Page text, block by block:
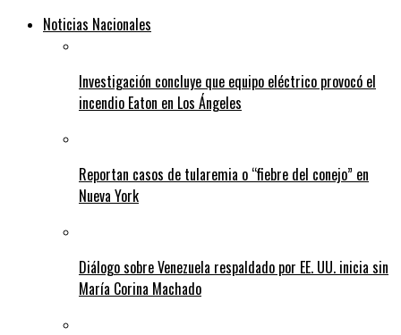
Noticias Nacionales
Investigación concluye que equipo eléctrico provocó el
incendio Eaton en Los Ángeles
Reportan casos de tularemia o “fiebre del conejo” en
Nueva York
Diálogo sobre Venezuela respaldado por EE. UU. inicia sin
María Corina Machado